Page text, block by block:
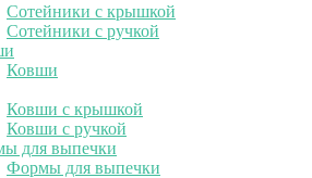
Сотейники с крышкой
Сотейники с ручкой
Ковши
Ковши с крышкой
Ковши с ручкой
для выпечки
Формы для выпечки